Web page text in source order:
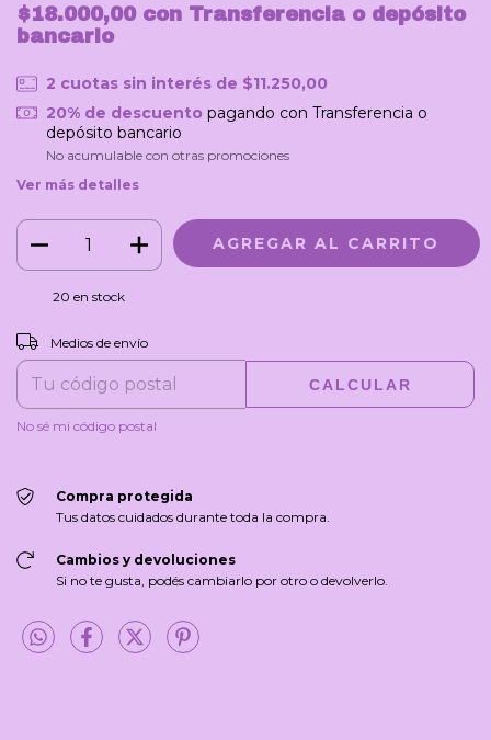
$18.000,00 con Transferencia o depósito
bancario
2 cuotas sin interés de $11.250,00
20% de descuento pagando con Transferencia o
depósito bancario
No acumulable con otras promociones
Ver más detalles
20 en stock
Entregas para el CP:
Medios de envío
CALCULAR
No sé mi código postal
Compra protegida
Tus datos cuidados durante toda la compra.
Cambios y devoluciones
Si no te gusta, podés cambiarlo por otro o devolverlo.